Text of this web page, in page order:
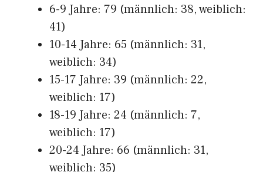
6-9 Jahre: 79 (männlich: 38, weiblich:
41)
10-14 Jahre: 65 (männlich: 31,
weiblich: 34)
15-17 Jahre: 39 (männlich: 22,
weiblich: 17)
18-19 Jahre: 24 (männlich: 7,
weiblich: 17)
20-24 Jahre: 66 (männlich: 31,
weiblich: 35)